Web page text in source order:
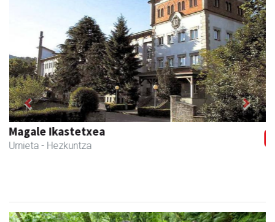
Javier Iraola harategia
Asteasu - Harategiak
Previous Next